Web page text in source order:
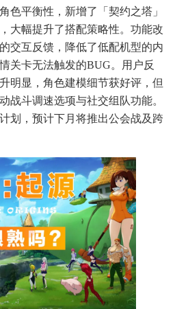
色平衡性，新增了「契约之塔」
大幅提升了搭配策略性。功能改
交互反馈，降低了低配机型的内
关卡无法触发的BUG。用户反
明显，角色建模细节获好评，但
战斗调速选项与社交组队功能。
划，预计下月将推出公会战及跨